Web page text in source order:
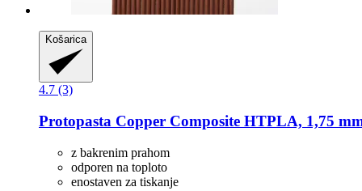
Košarica
4.7 (3)
Protopasta Copper Composite HTPLA, 1,75
z bakrenim prahom
odporen na toploto
enostaven za tiskanje